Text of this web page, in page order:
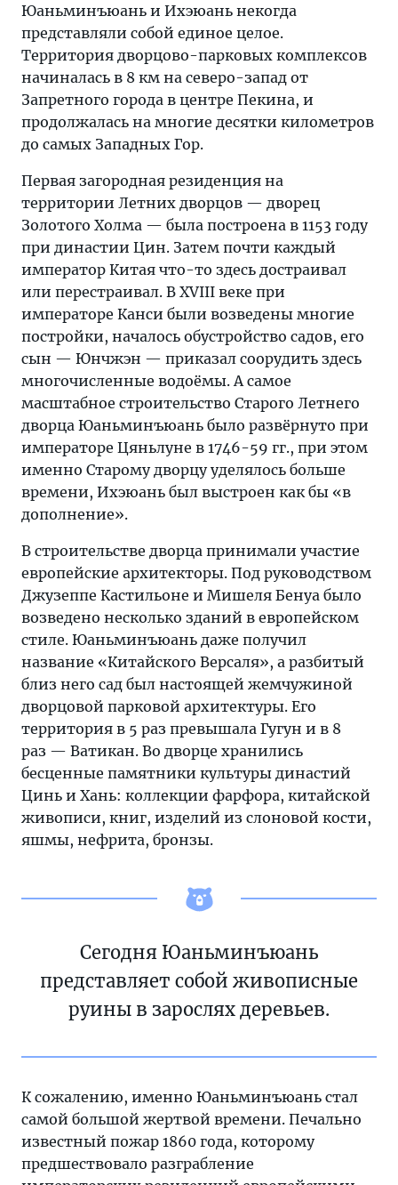
Юаньминъюань и Ихэюань некогда
представляли собой единое целое.
Территория дворцово-парковых комплексов
начиналась в 8 км на северо-запад от
Запретного города в центре Пекина, и
продолжалась на многие десятки километров
до самых Западных Гор.
Первая загородная резиденция на
территории Летних дворцов — дворец
Золотого Холма — была построена в 1153 году
при династии Цин. Затем почти каждый
император Китая что-то здесь достраивал
или перестраивал. В XVIII веке при
императоре Канси были возведены многие
постройки, началось обустройство садов, его
сын — Юнчжэн — приказал соорудить здесь
многочисленные водоёмы. А самое
масштабное строительство Старого Летнего
дворца Юаньминъюань было развёрнуто при
императоре Цяньлуне в 1746-59 гг., при этом
именно Старому дворцу уделялось больше
времени, Ихэюань был выстроен как бы «в
дополнение».
В строительстве дворца принимали участие
европейские архитекторы. Под руководством
Джузеппе Кастильоне и Мишеля Бенуа было
возведено несколько зданий в европейском
стиле. Юаньминъюань даже получил
название «Китайского Версаля», а разбитый
близ него сад был настоящей жемчужиной
дворцовой парковой архитектуры. Его
территория в 5 раз превышала Гугун и в 8
раз — Ватикан. Во дворце хранились
бесценные памятники культуры династий
Цинь и Хань: коллекции фарфора, китайской
живописи, книг, изделий из слоновой кости,
яшмы, нефрита, бронзы.
Сегодня Юаньминъюань
представляет собой живописные
руины в зарослях деревьев.
К сожалению, именно Юаньминъюань стал
самой большой жертвой времени. Печально
известный пожар 1860 года, которому
предшествовало разграбление